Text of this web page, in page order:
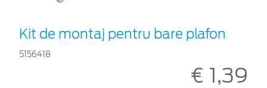
Kit de montaj pentru bare plafon
5156418
€ 1,39